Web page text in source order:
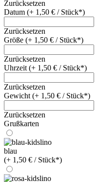
Zurücksetzen
Datum (+ 1,50 € / Stück*)
Zurücksetzen
Größe (+ 1,50 € / Stück*)
Zurücksetzen
Uhrzeit (+ 1,50 € / Stück*)
Zurücksetzen
Gewicht (+ 1,50 € / Stück*)
Zurücksetzen
Grußkarten
blau
(+ 1,50 € / Stück*)